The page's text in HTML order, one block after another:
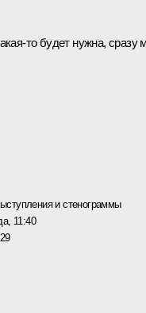
будет нужна, сразу
и стенограммы
11:40